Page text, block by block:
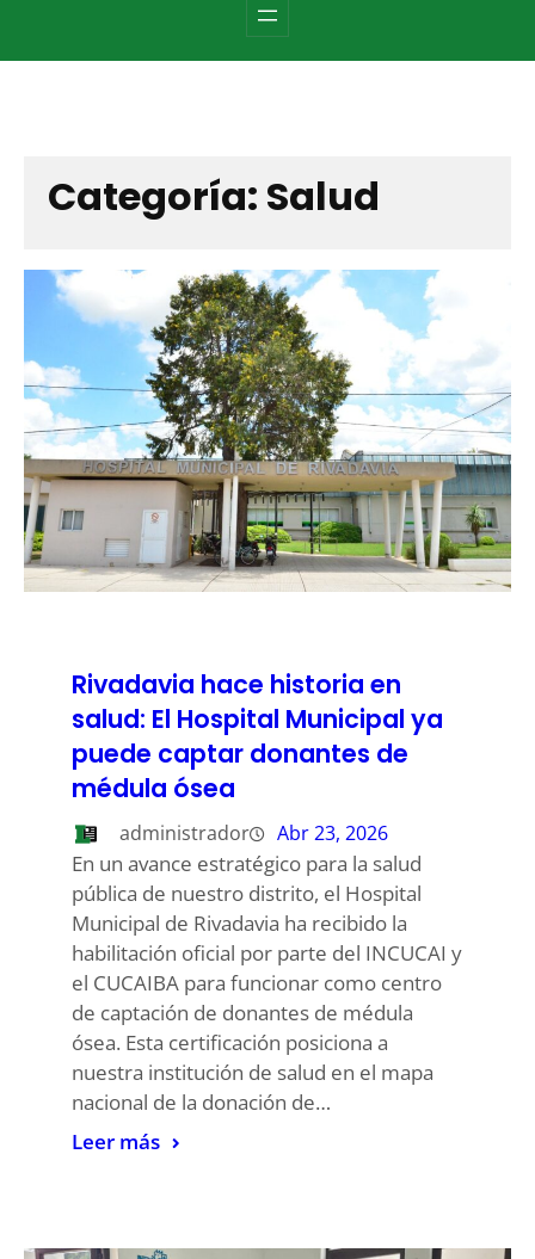
Categoría: Salud
Rivadavia hace historia en
salud: El Hospital Municipal ya
puede captar donantes de
médula ósea
administrador Abr 23, 2026
En un avance estratégico para la salud
pública de nuestro distrito, el Hospital
Municipal de Rivadavia ha recibido la
habilitación oficial por parte del INCUCAI y
el CUCAIBA para funcionar como centro
de captación de donantes de médula
ósea. Esta certificación posiciona a
nuestra institución de salud en el mapa
nacional de la donación de…
Leer más